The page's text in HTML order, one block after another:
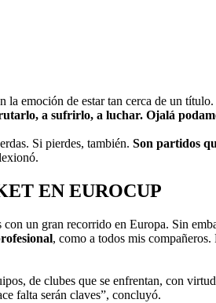
emoción de estar tan cerca de un
a sufrirlo, a luchar. Ojalá
Si pierdes, también. Son partidos
EN EUROCUP
con un gran recorrido en Europa. Sin
, como a todos mis compañeros.
de clubes que se enfrentan, con
falta serán claves”, concluyó.